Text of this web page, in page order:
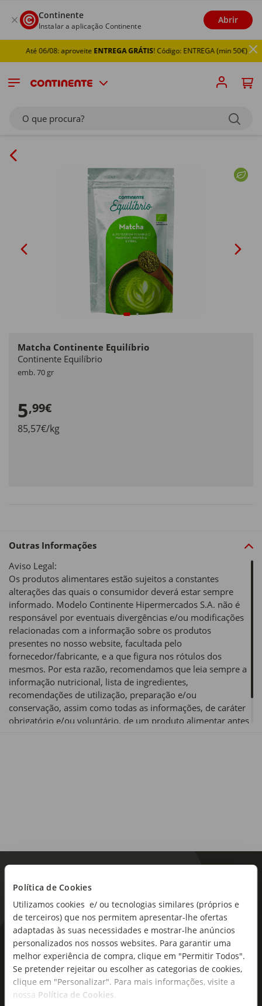
Política de Cookies
Utilizamos cookies e/ ou tecnologias similares (próprios e
de terceiros) que nos permitem apresentar-lhe ofertas
adaptadas às suas necessidades e mostrar-lhe anúncios
personalizados nos nossos websites. Para garantir uma
melhor experiência de compra, clique em "Permitir Todos".
Se pretender rejeitar ou escolher as categorias de cookies,
clique em "Personalizar". Para mais informações, visite a
nossa Política de Cookies.
Continente
Instalar a aplicação Continente
Abrir
Até 06/08: aproveiteENTREGA GRÁTIS! Código: ENTREGA (min 50€)
O que procura?
Matcha Continente Equilíbrio
Continente Equilíbrio
emb. 70 gr
5,99€
85,57€/kg
Outras Informações
Aviso Legal:
Os produtos alimentares estão sujeitos a constantes
alterações das quais o consumidor deverá estar sempre
informado. Modelo Continente Hipermercados S.A. não é
responsável por eventuais divergências e/ou modificações
relacionadas com a informação sobre os produtos
presentes no nosso website, facultada pelo
fornecedor/fabricante, e a que figura nos rótulos dos
mesmos. Por esta razão, recomendamos que leia sempre a
informação nutricional, lista de ingredientes,
recomendações de utilização, preparação e/ou
conservação, assim como todas as informações, de caráter
obrigatório e/ou voluntário, de um produto alimentar antes
As novidades mais frescas no
seu e-mail!
Subscreva e descubra campanhas exclusivas,
ofertas e novidades para si.